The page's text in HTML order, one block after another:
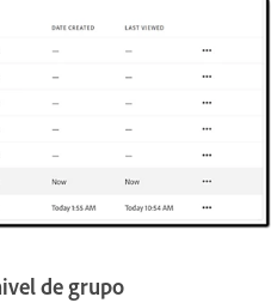
de grupo